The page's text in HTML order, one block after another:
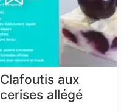
Clafoutis aux
cerises allégé